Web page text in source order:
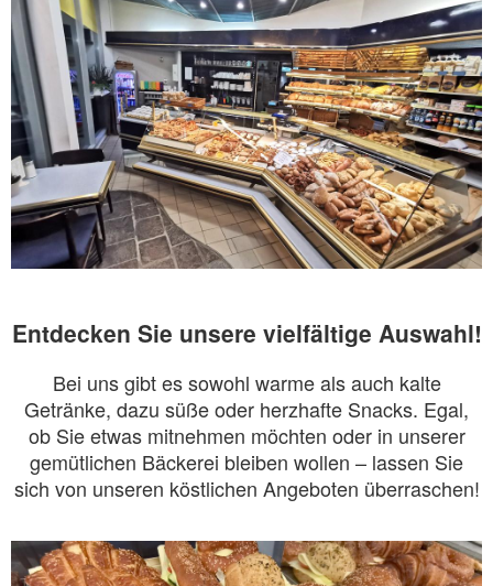
Entdecken Sie unsere vielfältige Auswahl!
Bei uns gibt es sowohl warme als auch kalte
Getränke, dazu süße oder herzhafte Snacks. Egal,
ob Sie etwas mitnehmen möchten oder in unserer
gemütlichen Bäckerei bleiben wollen – lassen Sie
sich von unseren köstlichen Angeboten überraschen!